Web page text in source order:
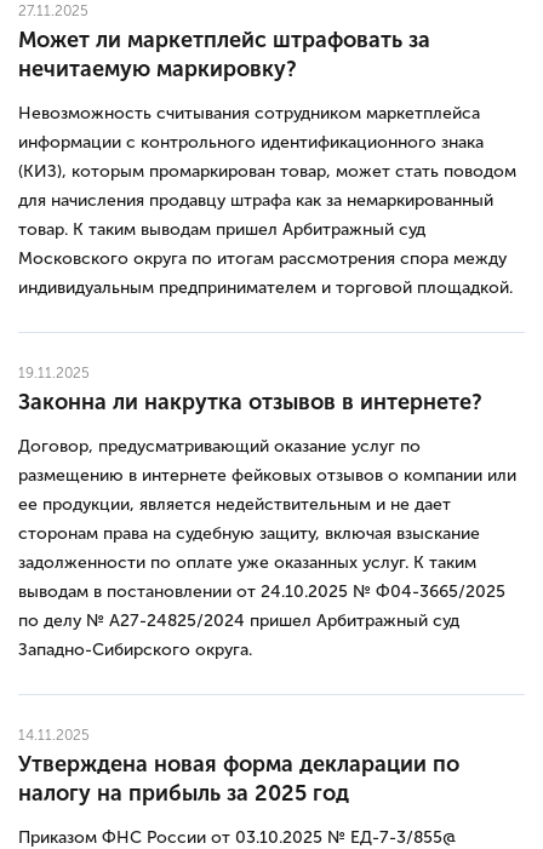
27.11.2025
Может ли маркетплейс штрафовать за
нечитаемую маркировку?
Невозможность считывания сотрудником маркетплейса
информации с контрольного идентификационного знака
(КИЗ), которым промаркирован товар, может стать поводом
для начисления продавцу штрафа как за немаркированный
товар. К таким выводам пришел Арбитражный суд
Московского округа по итогам рассмотрения спора между
индивидуальным предпринимателем и торговой площадкой.
19.11.2025
Законна ли накрутка отзывов в интернете?
Договор, предусматривающий оказание услуг по
размещению в интернете фейковых отзывов о компании или
ее продукции, является недействительным и не дает
сторонам права на судебную защиту, включая взыскание
задолженности по оплате уже оказанных услуг. К таким
выводам в постановлении от 24.10.2025 № Ф04-3665/2025
по делу № А27-24825/2024 пришел Арбитражный суд
Западно-Сибирского округа.
14.11.2025
Утверждена новая форма декларации по
налогу на прибыль за 2025 год
Приказом ФНС России от 03.10.2025 № ЕД-7-3/855@